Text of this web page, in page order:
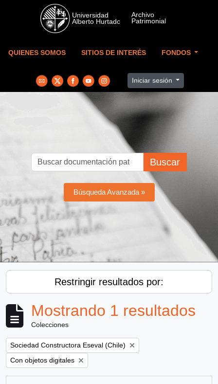
Skip to main content
QUIENES SOMOS SITIOS DE INTERÉS FONDOS
Iniciar sesión
Buscar
Búsqueda Avanzada »
Restringir resultados por:
Mostrando 1 resultados
Colecciones
Remove filter:
Sociedad Constructora Eseval (Chile)
Remove filter:
Con objetos digitales